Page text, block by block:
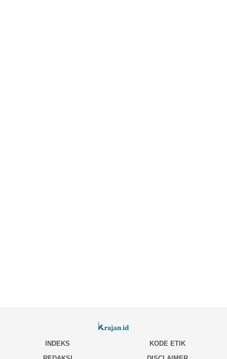
INDEKS
KODE ETIK